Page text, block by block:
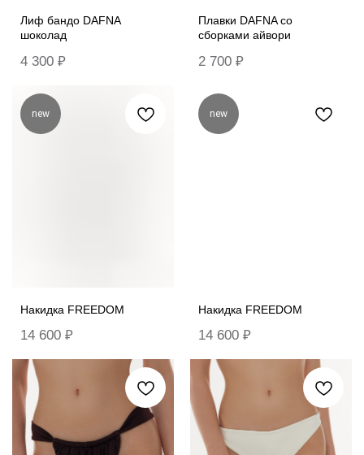
Лиф бандо DAFNA
шоколад
4 300 ₽
Плавки DAFNA со
сборками айвори
2 700 ₽
new
Накидка FREEDOM
14 600 ₽
new
Накидка FREEDOM
14 600 ₽